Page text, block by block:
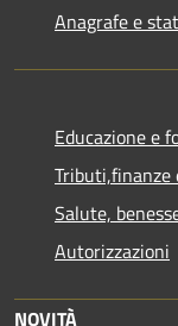
Anagrafe e
Educazione e
Tributi,finanze
Salute,
Autorizzazioni
NOVITÀ